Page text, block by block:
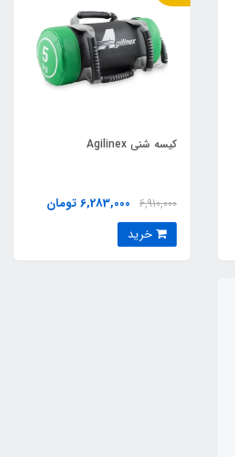
کيسه شني Agilinex
6,910,000 6,283,000 تومان